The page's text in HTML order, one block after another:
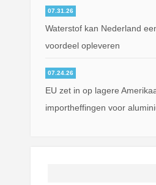
07.31.26
Waterstof kan Nederland
voordeel opleveren
07.24.26
EU zet in op lagere
importheffingen voor